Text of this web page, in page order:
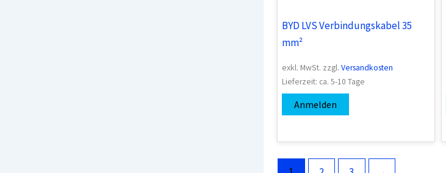
BYD LVS Verbindungskabel 35
mm²
exkl. MwSt. zzgl.Versandkosten
Lieferzeit: ca. 5-10 Tage
Anmelden